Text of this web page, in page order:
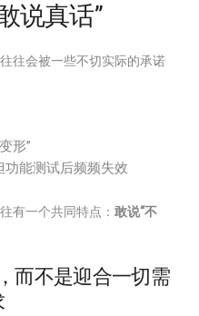
说真话”
往会被一些不切实际的承诺
形”
能测试后频频失效
往有一个共同特点： 敢说“不
而不是迎合一切需